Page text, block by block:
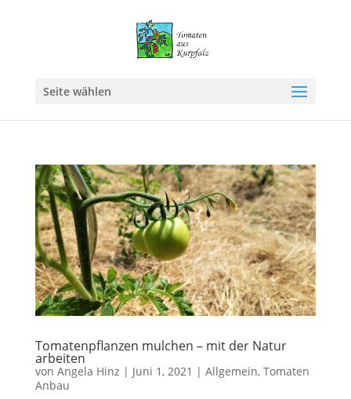
Seite wählen
Tomatenpflanzen mulchen – mit der Natur
arbeiten
von Angela Hinz | Juni 1, 2021 | Allgemein, Tomaten
Anbau